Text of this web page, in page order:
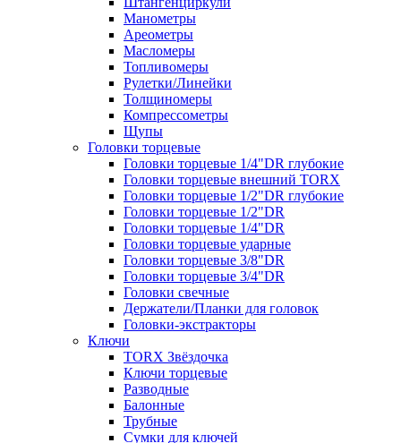
Манометры
Ареометры
Масломеры
Топливомеры
Рулетки/Линейки
Толщиномеры
Компрессометры
Щупы
Головки торцевые
Головки торцевые 1/4"DR глубокие
Головки торцевые внешний TORX
Головки торцевые 1/2"DR глубокие
Головки торцевые 1/2"DR
Головки торцевые 1/4"DR
Головки торцевые ударные
Головки торцевые 3/8"DR
Головки торцевые 3/4"DR
Головки свечные
Держатели/Планки для головок
Головки-экстракторы
Ключи
TORX Звёздочка
Ключи торцевые
Разводные
Балонные
Трубные
Сумки для ключей